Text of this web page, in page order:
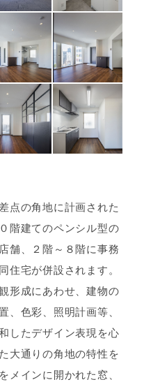
点の角地に計画された
階建てのペンシル型の
舗、２階～８階に事務
住宅が併設されます。
形成にあわせ、建物の
、色彩、照明計画等、
したデザイン表現を心
大通りの角地の特性を
メインに開かれた窓、